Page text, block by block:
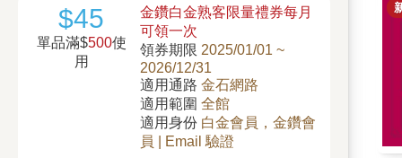
$45
單品滿$500使
用
金鑽白金熟客限量禮券每月
可領一次
領券期限 2025/01/01 ~
2026/12/31
適用通路金石網路
適用範圍全館
適用身份 白金會員，金鑽會
員 | Email 驗證